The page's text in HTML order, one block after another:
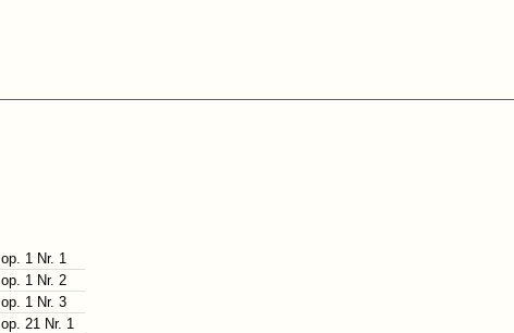
op. 1 Nr. 1
op. 1 Nr. 2
op. 1 Nr. 3
op. 21 Nr. 1